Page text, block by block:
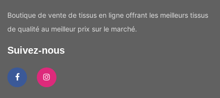
Boutique de vente de tissus en ligne offrant les meilleurs tissus
de qualité au meilleur prix sur le marché.
Suivez-nous